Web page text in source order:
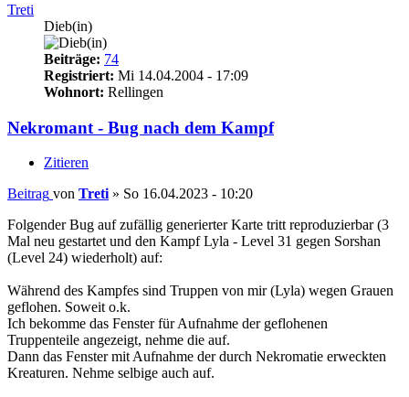
Treti
Dieb(in)
Beiträge: 74
Registriert: Mi 14.04.2004 - 17:09
Wohnort: Rellingen
Nekromant - Bug nach dem Kampf
Zitieren
Beitrag von Treti » So 16.04.2023 - 10:20
Folgender Bug auf zufällig generierter Karte tritt reproduzierbar (3
Mal neu gestartet und den Kampf Lyla - Level 31 gegen Sorshan
(Level 24) wiederholt) auf:
Während des Kampfes sind Truppen von mir (Lyla) wegen Grauen
geflohen. Soweit o.k.
Ich bekomme das Fenster für Aufnahme der geflohenen
Truppenteile angezeigt, nehme die auf.
Dann das Fenster mit Aufnahme der durch Nekromatie erweckten
Kreaturen. Nehme selbige auch auf.